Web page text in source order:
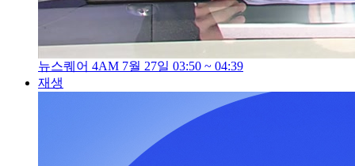
뉴스퀘어 4AM 7월 27일 03:50 ~ 04:39
재생